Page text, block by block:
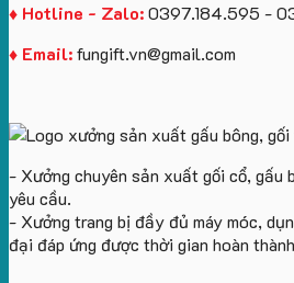
♦ Hotline - Zalo:0397.184.595 -
♦ Email:fungift.vn@gmail.com
- Xưởng chuyên sản xuất gối cổ, gấu
yêu cầu.
- Xưởng trang bị đầy đủ máy móc,
đại đáp ứng được thời gian hoàn